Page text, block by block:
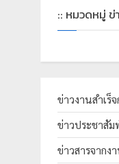
:: หมวดหมู่ ข่
ข่าวงานสำเร็
ข่าวประชาสั
ข่าวสารจากง